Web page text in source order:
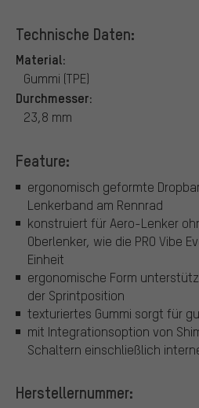
Technische Daten:
Material:
Gummi (TPE)
Durchmesser:
23,8 mm
Feature:
ergonomisch geformte
Lenkerband am Rennrad
konstruiert für Aero-Lenker
Oberlenker, wie die PRO Vibe
Einheit
ergonomische Form
der Sprintposition
texturiertes Gummi sorgt für
mit Integrationsoption von
Schaltern einschließlich
Herstellernummer: